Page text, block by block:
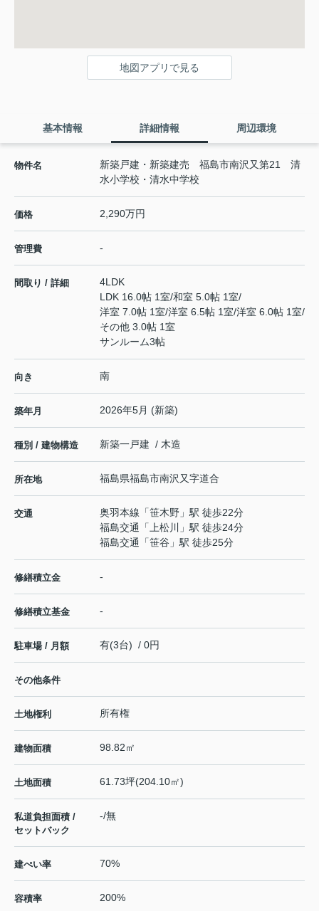
地図アプリで見る
基本情報 詳細情報 周辺環境
物件名
新築戸建・新築建売 福島市南沢又第21 清
水小学校・清水中学校
価格 2,290万円
管理費 -
間取り / 詳細
4LDK
LDK 16.0帖 1室/和室 5.0帖 1室/
洋室 7.0帖 1室/洋室 6.5帖 1室/洋室 6.0帖 1室/
その他 3.0帖 1室
サンルーム3帖
向き 南
築年月 2026年5月 (新築)
種別 / 建物構造 新築一戸建 / 木造
所在地 福島県福島市南沢又字道合
交通 奥羽本線 「笹木野 」駅 徒歩22分
福島交通
「 上松川
」駅 徒歩24分
福島交通
「笹谷 」駅 徒歩25分
修繕積立金 -
修繕積立基金 -
駐車場 / 月額 有(3台) / 0円
その他条件
土地権利 所有権
建物面積 98.82㎡
土地面積 61.73坪(204.10㎡)
私道負担面積 /
セットバック
-/無
建ぺい率 70%
容積率 200%